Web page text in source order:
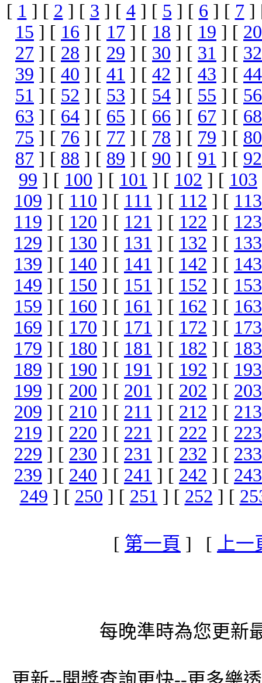
[ 1 ] [ 2 ] [ 3 ] [ 4] [ 5 ] [ 6 ] [ 7 ]
15 ] [ 16 ] [ 17 ] [ 18 ] [ 19 ] [ 20
27 ] [ 28 ] [ 29 ] [ 30 ] [ 31 ] [ 32
39 ] [ 40 ] [ 41 ] [ 42 ] [ 43 ] [ 44
51 ] [ 52 ] [ 53 ] [ 54 ] [ 55 ] [ 56
63 ] [ 64 ] [ 65 ] [ 66 ] [ 67 ] [ 68
75 ] [ 76 ] [ 77 ] [ 78 ] [ 79 ] [ 80
87 ] [ 88 ] [ 89 ] [ 90 ] [ 91 ] [ 92
99 ] [ 100 ] [ 101 ] [ 102 ] [ 103
109 ] [ 110 ] [ 111 ] [ 112 ] [ 113
119 ] [ 120 ] [ 121 ] [ 122 ] [ 123
129 ] [ 130 ] [ 131 ] [ 132 ] [ 133
139 ] [ 140 ] [ 141 ] [ 142 ] [ 143
149 ] [ 150 ] [ 151 ] [ 152 ] [ 153
159 ] [ 160 ] [ 161 ] [ 162 ] [ 163
169 ] [ 170 ] [ 171 ] [ 172 ] [ 173
179 ] [ 180 ] [ 181 ] [ 182 ] [ 183
189 ] [ 190 ] [ 191 ] [ 192 ] [ 193
199 ] [ 200 ] [ 201 ] [ 202 ] [ 203
209 ] [ 210 ] [ 211 ] [ 212 ] [ 213
219 ] [ 220 ] [ 221 ] [ 222 ] [ 223
229 ] [ 230 ] [ 231 ] [ 232 ] [ 233
239 ] [ 240 ] [ 241 ] [ 242 ] [ 243
249 ] [ 250 ] [ 251 ] [ 252 ] [
[ 第一頁 ] [ 上一
每晚準時為您更新